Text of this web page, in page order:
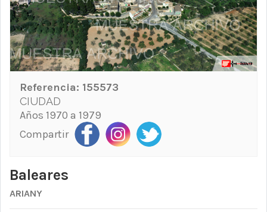
Referencia: 155573
CIUDAD
Años 1970 a 1979
Compartir
Baleares
ARIANY